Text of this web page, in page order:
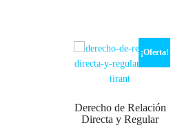
¡Oferta!
Derecho de Relación
Directa y Regular